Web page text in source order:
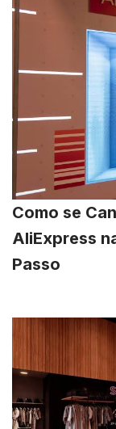
Como se
AliExpress
Passo